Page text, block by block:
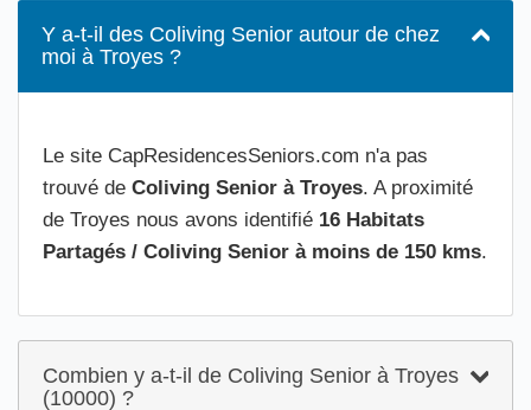
Y a-t-il des Coliving Senior autour de chez
moi à Troyes ?
Le site CapResidencesSeniors.com n'a pas
trouvé de Coliving Senior à Troyes. A proximité
de Troyes nous avons identifié 16 Habitats
Partagés / Coliving Senior à moins de 150 kms.
Combien y a-t-il de Coliving Senior à Troyes
(10000) ?